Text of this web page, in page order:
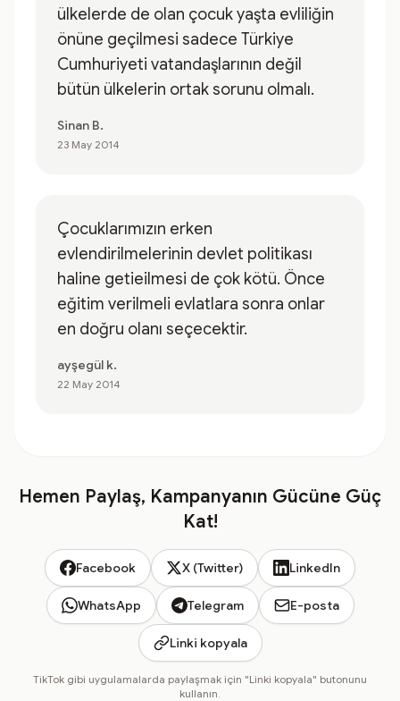
ülkelerde de olan çocuk yaşta evliliğin
önüne geçilmesi sadece Türkiye
Cumhuriyeti vatandaşlarının değil
bütün ülkelerin ortak sorunu olmalı.
Sinan B.
23 May 2014
Çocuklarımızın erken
evlendirilmelerinin devlet politikası
haline getieilmesi de çok kötü. Önce
eğitim verilmeli evlatlara sonra onlar
en doğru olanı seçecektir.
ayşegül k.
22 May 2014
Hemen Paylaş, Kampanyanın Gücüne Güç
Kat!
Facebook X (Twitter) LinkedIn
WhatsApp Telegram E-posta
Linki kopyala
TikTok gibi uygulamalarda paylaşmak için "Linki kopyala" butonunu
kullanın.